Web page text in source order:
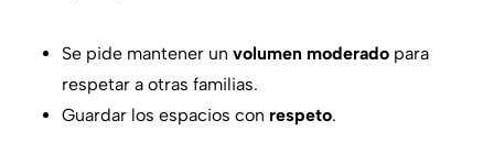
Se pide mantener un volumen moderado para
respetar a otras familias.
Guardar los espacios con respeto.